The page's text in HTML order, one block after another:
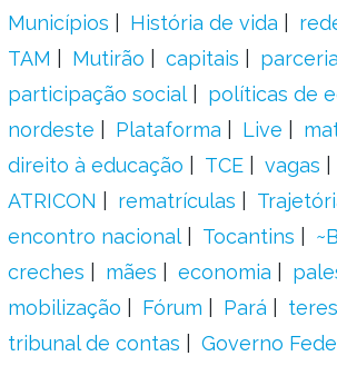
Municípios
História de vida
TAM
Mutirão capitais
participação social
políticas de
nordeste
Plataforma Live
direito à educação
TCE vagas
ATRICON
rematrículas
encontro nacional
Tocantins
creches
mães economia
mobilização
Fórum Pará
tribunal de contas
Governo